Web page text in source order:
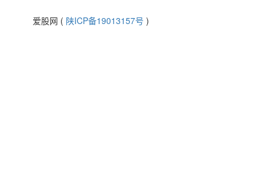
爱股网 ( 陕ICP备19013157号 )